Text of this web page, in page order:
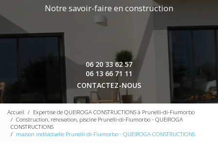
Notre savoir-faire en construction
06 20 33 62 57
06 13 66 71 11
CONTACTEZ-NOUS
Accueil
Expertise de QUEIROGA CONSTRUCTIONS à Prunelli-di-Fiumorbo
Construction, rénovation, piscine Prunelli-di-Fiumorbo - QUEIROGA
CONSTRUCTIONS
maison individuelle Prunelli-di-Fiumorbo - QUEIROGA CONSTRUCTIONS